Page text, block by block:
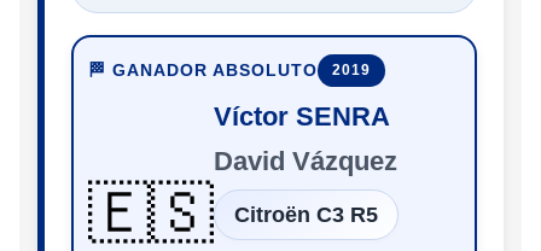
🏁 GANADOR ABSOLUTO 2019
🇪🇸
Víctor SENRA
David Vázquez
Citroën C3 R5